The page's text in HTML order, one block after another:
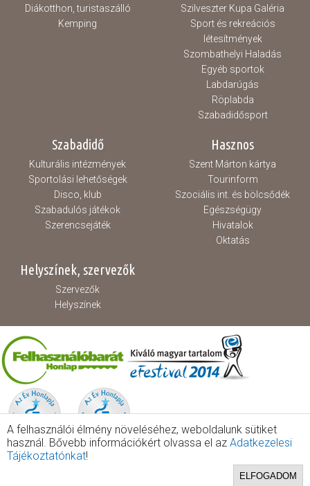
Diákotthon, turistaszálló
Kemping
Szilveszter Kupa Galéria
Sport és rekreációs
létesítmények
Szombathelyi Haladás
Egyéb sportok
Labdarúgás
Röplabda
Szabadidősport
Szabadidő
Kulturális intézmények
Sportolási lehetőségek
Disco, klub
Szabadulós játékok
Szerencsejáték
Hasznos
Szent Márton kártya
Tourinform
Szociális int. és bölcsődék
Egészségügy
Hivatalok
Oktatás
Helyszínek, szervezők
Szervezők
Helyszínek
A felhasználói élmény növeléséhez, weboldalunk sütiket
használ. Bővebb információkért olvassa el az Adatkezelesi
Tájékoztatónkat!
ELFOGADOM